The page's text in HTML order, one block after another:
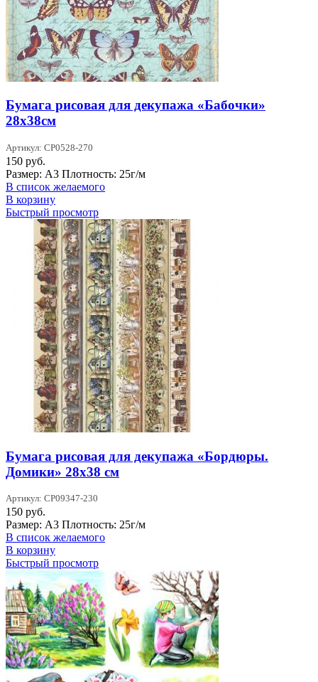
Бумага рисовая для декупажа «Бабочки»
28х38см
Артикул: CP0528-270
150 руб.
Размер: А3 Плотность: 25г/м
В список желаемого
В корзину
Быстрый просмотр
Бумага рисовая для декупажа «Бордюры.
Домики» 28х38 см
Артикул: CP09347-230
150 руб.
Размер: А3 Плотность: 25г/м
В список желаемого
В корзину
Быстрый просмотр